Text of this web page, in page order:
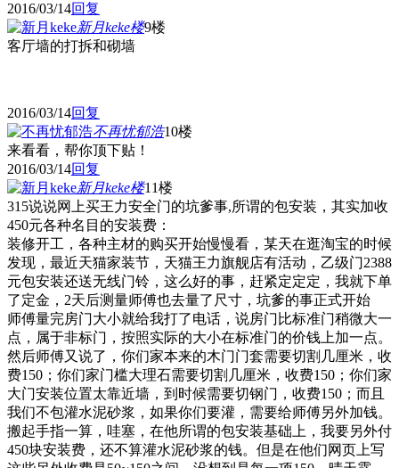
2016/03/14回复
新月keke楼9楼
客厅墙的打拆和砌墙
2016/03/14回复
不再忧郁浩10楼
来看看，帮你顶下贴！
2016/03/14回复
新月keke楼11楼
315说说网上买王力安全门的坑爹事,所谓的包安装，其实加收
450元各种名目的安装费：
装修开工，各种主材的购买开始慢慢看，某天在逛淘宝的时候
发现，最近天猫家装节，天猫王力旗舰店有活动，乙级门2388
元包安装还送无线门铃，这么好的事，赶紧定定定，我就下单
了定金，2天后测量师傅也去量了尺寸，坑爹的事正式开始
师傅量完房门大小就给我打了电话，说房门比标准门稍微大一
点，属于非标门，按照实际的大小在标准门的价钱上加一点。
然后师傅又说了，你们家本来的木门门套需要切割几厘米，收
费150；你们家门槛大理石需要切割几厘米，收费150；你们家
大门安装位置太靠近墙，到时候需要切钢门，收费150；而且
我们不包灌水泥砂浆，如果你们要灌，需要给师傅另外加钱。
搬起手指一算，哇塞，在他所谓的包安装基础上，我要另外付
450块安装费，还不算灌水泥砂浆的钱。但是在他们网页上写